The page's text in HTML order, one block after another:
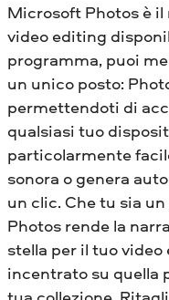
Microsoft Photos è
video editing
programma, puoi
un unico posto:
permettendoti di
qualsiasi tuo
particolarmente
sonora o genera
un clic. Che tu sia
Photos rende la
stella per il tuo
incentrato su quella